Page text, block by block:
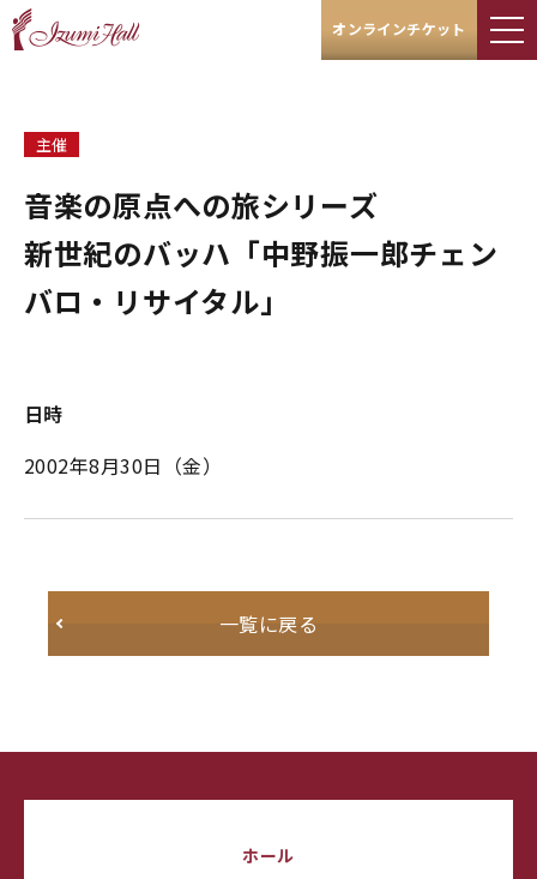
オンラインチケット
主催
音楽の原点への旅シリーズ
新世紀のバッハ「中野振一郎チェン
バロ・リサイタル」
日時
2002年8月30日（金）
一覧に戻る
ホール